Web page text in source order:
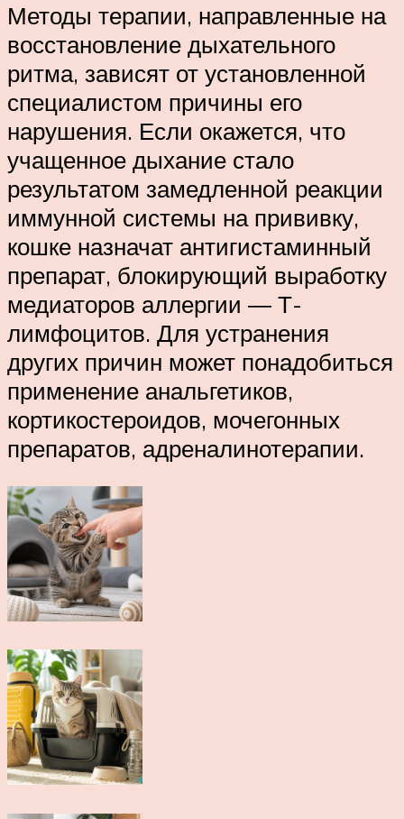
Методы терапии, направленные на
восстановление дыхательного
ритма, зависят от установленной
специалистом причины его
нарушения. Если окажется, что
учащенное дыхание стало
результатом замедленной реакции
иммунной системы на прививку,
кошке назначат антигистаминный
препарат, блокирующий выработку
медиаторов аллергии ― Т-
лимфоцитов. Для устранения
других причин может понадобиться
применение анальгетиков,
кортикостероидов, мочегонных
препаратов, адреналинотерапии.